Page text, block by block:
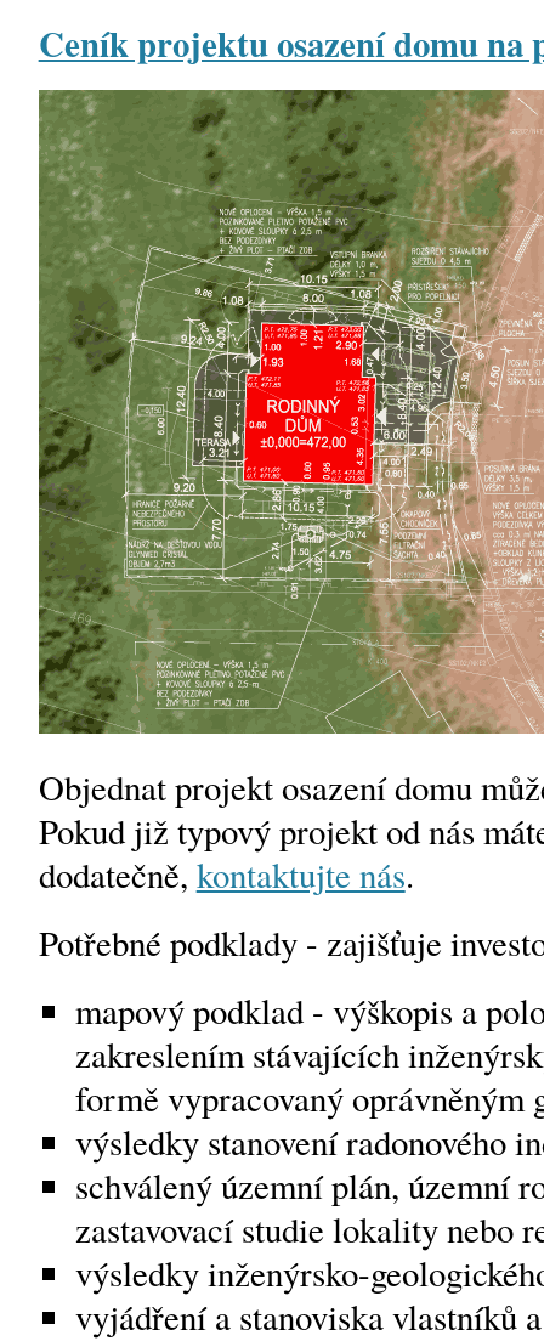
Ceník projektu osazení domu na
Objednat projekt osazení domu
Pokud již typový projekt od nás
dodatečně, kontaktujte nás.
Potřebné podklady - zajišťuje
mapový podklad - výškopis a
zakreslením stávajících
formě vypracovaný oprávněným
výsledky stanovení radonového
schválený územní plán, územní
zastavovací studie lokality nebo
výsledky inženýrsko-
vyjádření a stanoviska vlastníků